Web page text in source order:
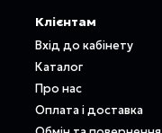
Клієнтам
Вхід до кабінету
Каталог
Про нас
Оплата і доставка